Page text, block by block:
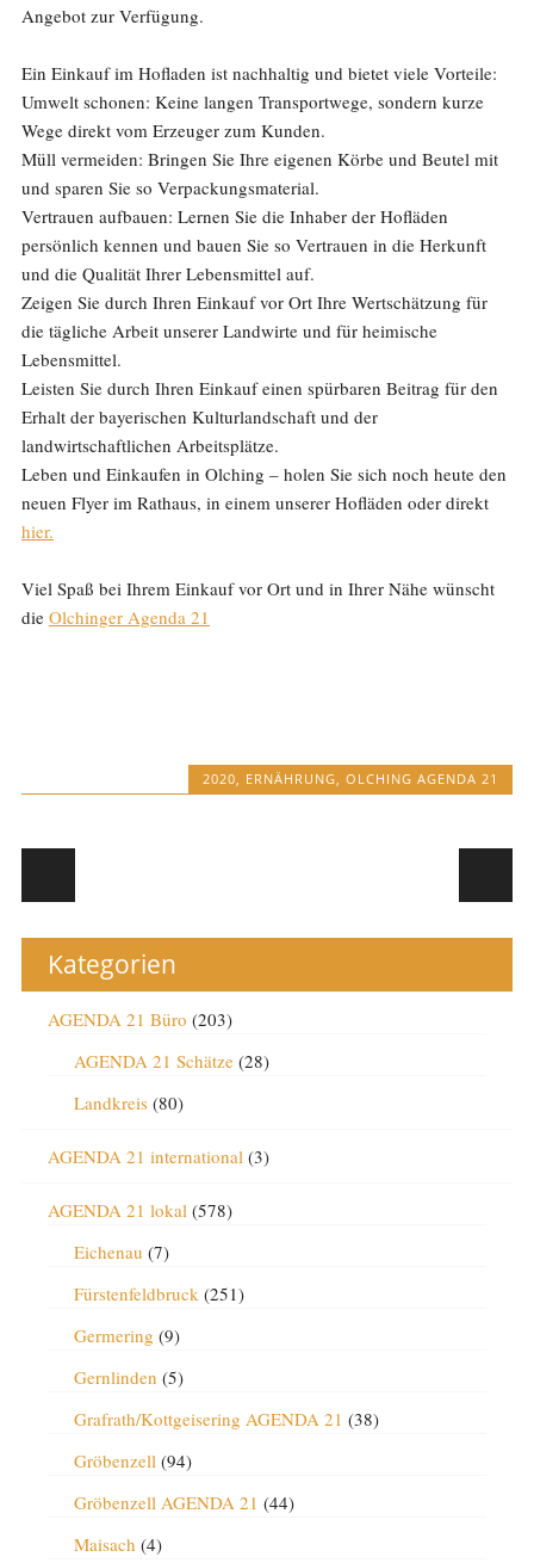
Angebot zur Verfügung.
Ein Einkauf im Hofladen ist nachhaltig und bietet viele Vorteile:
Umwelt schonen: Keine langen Transportwege, sondern kurze
Wege direkt vom Erzeuger zum Kunden.
Müll vermeiden: Bringen Sie Ihre eigenen Körbe und Beutel mit
und sparen Sie so Verpackungsmaterial.
Vertrauen aufbauen: Lernen Sie die Inhaber der Hofläden
persönlich kennen und bauen Sie so Vertrauen in die Herkunft
und die Qualität Ihrer Lebensmittel auf.
Zeigen Sie durch Ihren Einkauf vor Ort Ihre Wertschätzung für
die tägliche Arbeit unserer Landwirte und für heimische
Lebensmittel.
Leisten Sie durch Ihren Einkauf einen spürbaren Beitrag für den
Erhalt der bayerischen Kulturlandschaft und der
landwirtschaftlichen Arbeitsplätze.
Leben und Einkaufen in Olching – holen Sie sich noch heute den
neuen Flyer im Rathaus, in einem unserer Hofläden oder direkt
hier.
Viel Spaß bei Ihrem Einkauf vor Ort und in Ihrer Nähe wünscht
die Olchinger Agenda 21
2020, ERNÄHRUNG,OLCHING AGENDA 21
Post navigation
Kategorien
AGENDA 21 Büro (203)
AGENDA 21 Schätze(28)
Landkreis(80)
AGENDA 21 international(3)
AGENDA 21 lokal(578)
Eichenau (7)
Fürstenfeldbruck(251)
Germering (9)
Gernlinden (5)
Grafrath/Kottgeisering AGENDA 21 (38)
Gröbenzell(94)
Gröbenzell AGENDA 21 (44)
Maisach (4)